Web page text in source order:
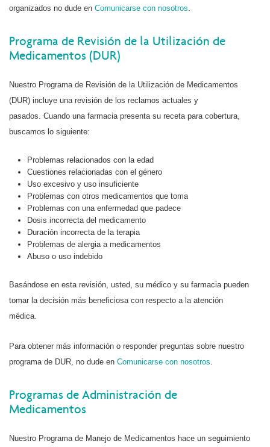
organizados no dude en Comunicarse con nosotros
Programa de Revisión de la Utilización de
Medicamentos (DUR)
Nuestro Programa de Revisión de la Utilización de Medicamentos
(DUR) incluye una revisión de los reclamos actuales y
pasados. Cuando una farmacia presenta su receta para cobertura,
buscamos lo siguiente:
Problemas relacionados con la edad
Cuestiones relacionadas con el género
Uso excesivo y uso insuficiente
Problemas con otros medicamentos que toma
Problemas con una enfermedad que padece
Dosis incorrecta del medicamento
Duración incorrecta de la terapia
Problemas de alergia a medicamentos
Abuso o uso indebido
Basándose en esta revisión, usted, su médico y su farmacia pueden
tomar la decisión más beneficiosa con respecto a la atención
médica.
Para obtener más información o responder preguntas sobre nuestro
programa de DUR, no dude en Comunicarse con nosotros
Programas de Administración de
Medicamentos
Nuestro Programa de Manejo de Medicamentos hace un seguimiento